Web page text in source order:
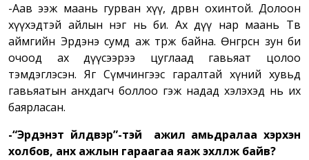
-Аав ээж маань гурван хүү, дөрвөн охинтой. Долоон
хүүхэдтэй айлын нэг нь би. Ах дүү нар маань Төв
аймгийн Эрдэнэ сумд аж төрж байна. Өнгөрсөн зун би
очоод ах дүүсээрээ цуглаад гавьяат цолоо
тэмдэглэсэн. Яг Сүмчингээс гаралтай хүний хувьд
гавьяатын анхдагч боллоо гэж надад хэлэхэд нь их
баярласан.
-“Эрдэнэт үйлдвэр”-тэй ажил амьдралаа хэрхэн
холбов, анх ажлын гараагаа яажэхлүүлж байв?